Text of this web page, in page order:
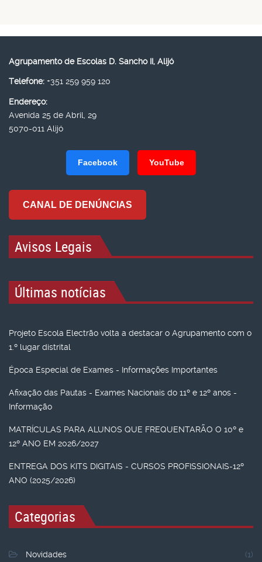
Agrupamento de Escolas D. Sancho II, Alijó
Telefone: +351 259 959 120
Endereço:
Avenida 25 de Abril, 29
5070-011 Alijó
Facebook YouTube
CANAL DE DENÚNCIAS
Avisos Legais
Últimas notícias
Projeto Escola Electrão volta a destacar o Agrupamento com o
1.º lugar distrital
Época Especial de Exames - Informações Importantes
Afixação das Pautas - Exames Nacionais do 11º e 12º anos -
Informação
MATRÍCULAS PARA ALUNOS QUE FREQUENTARÃO O 10º e
12º ANO EM 2026/2027
ENTREGA DOS KITS DIGITAIS - CURSOS PROFISSIONAIS-12º
ANO (2025/2026)
Categorias
Novidades (1)